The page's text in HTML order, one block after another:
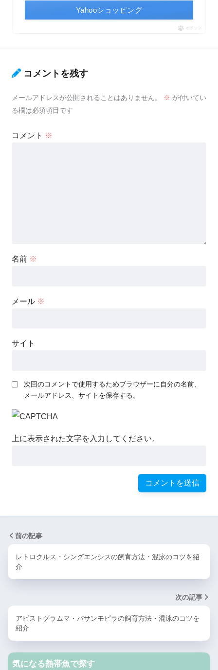
Yahooショッピング
ポチップ
コメントを残す
メールアドレスが公開されることはありません。 ※ が付いてい
る欄は必須項目です
コメント ※
名前 ※
メール ※
サイト
次回のコメントで使用するためブラウザーに自分の名前、
メールアドレス、サイトを保存する。
上に表示された文字を入力してください。
前の記事
レトロクルス・シングエンシスの飼育方法・混泳のコツを紹
介
次の記事
アピストグラムマ・パサンモピラの飼育方法・混泳のコツを
紹介
気になる熱帯魚で探す